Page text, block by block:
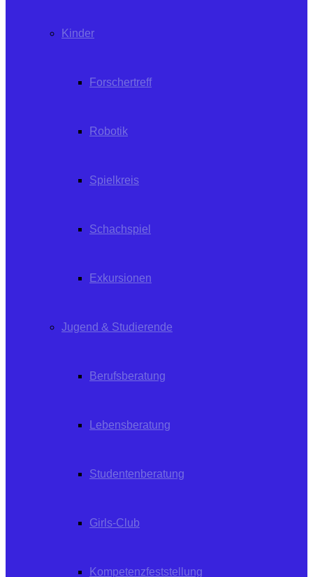
Kinder
Forschertreff
Robotik
Spielkreis
Schachspiel
Exkursionen
Jugend & Studierende
Berufsberatung
Lebensberatung
Studentenberatung
Girls-Club
Kompetenzfeststellung